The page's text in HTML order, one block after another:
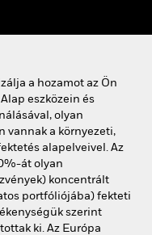
a hozamot az Ön
eszközein és
olyan
vannak a környezeti,
alapelveivel. Az
át olyan
koncentrált
portfóliójába) fekteti
szerint
ki. Az Európa